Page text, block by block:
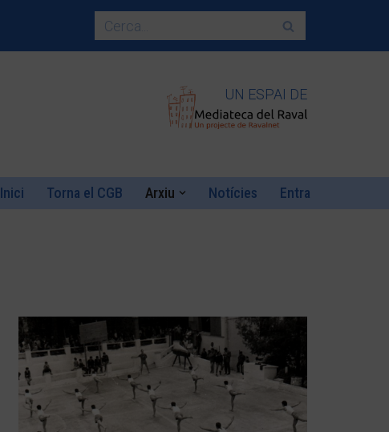
UN ESPAI DE
Inici Torna el CGB Arxiu Notícies Entra